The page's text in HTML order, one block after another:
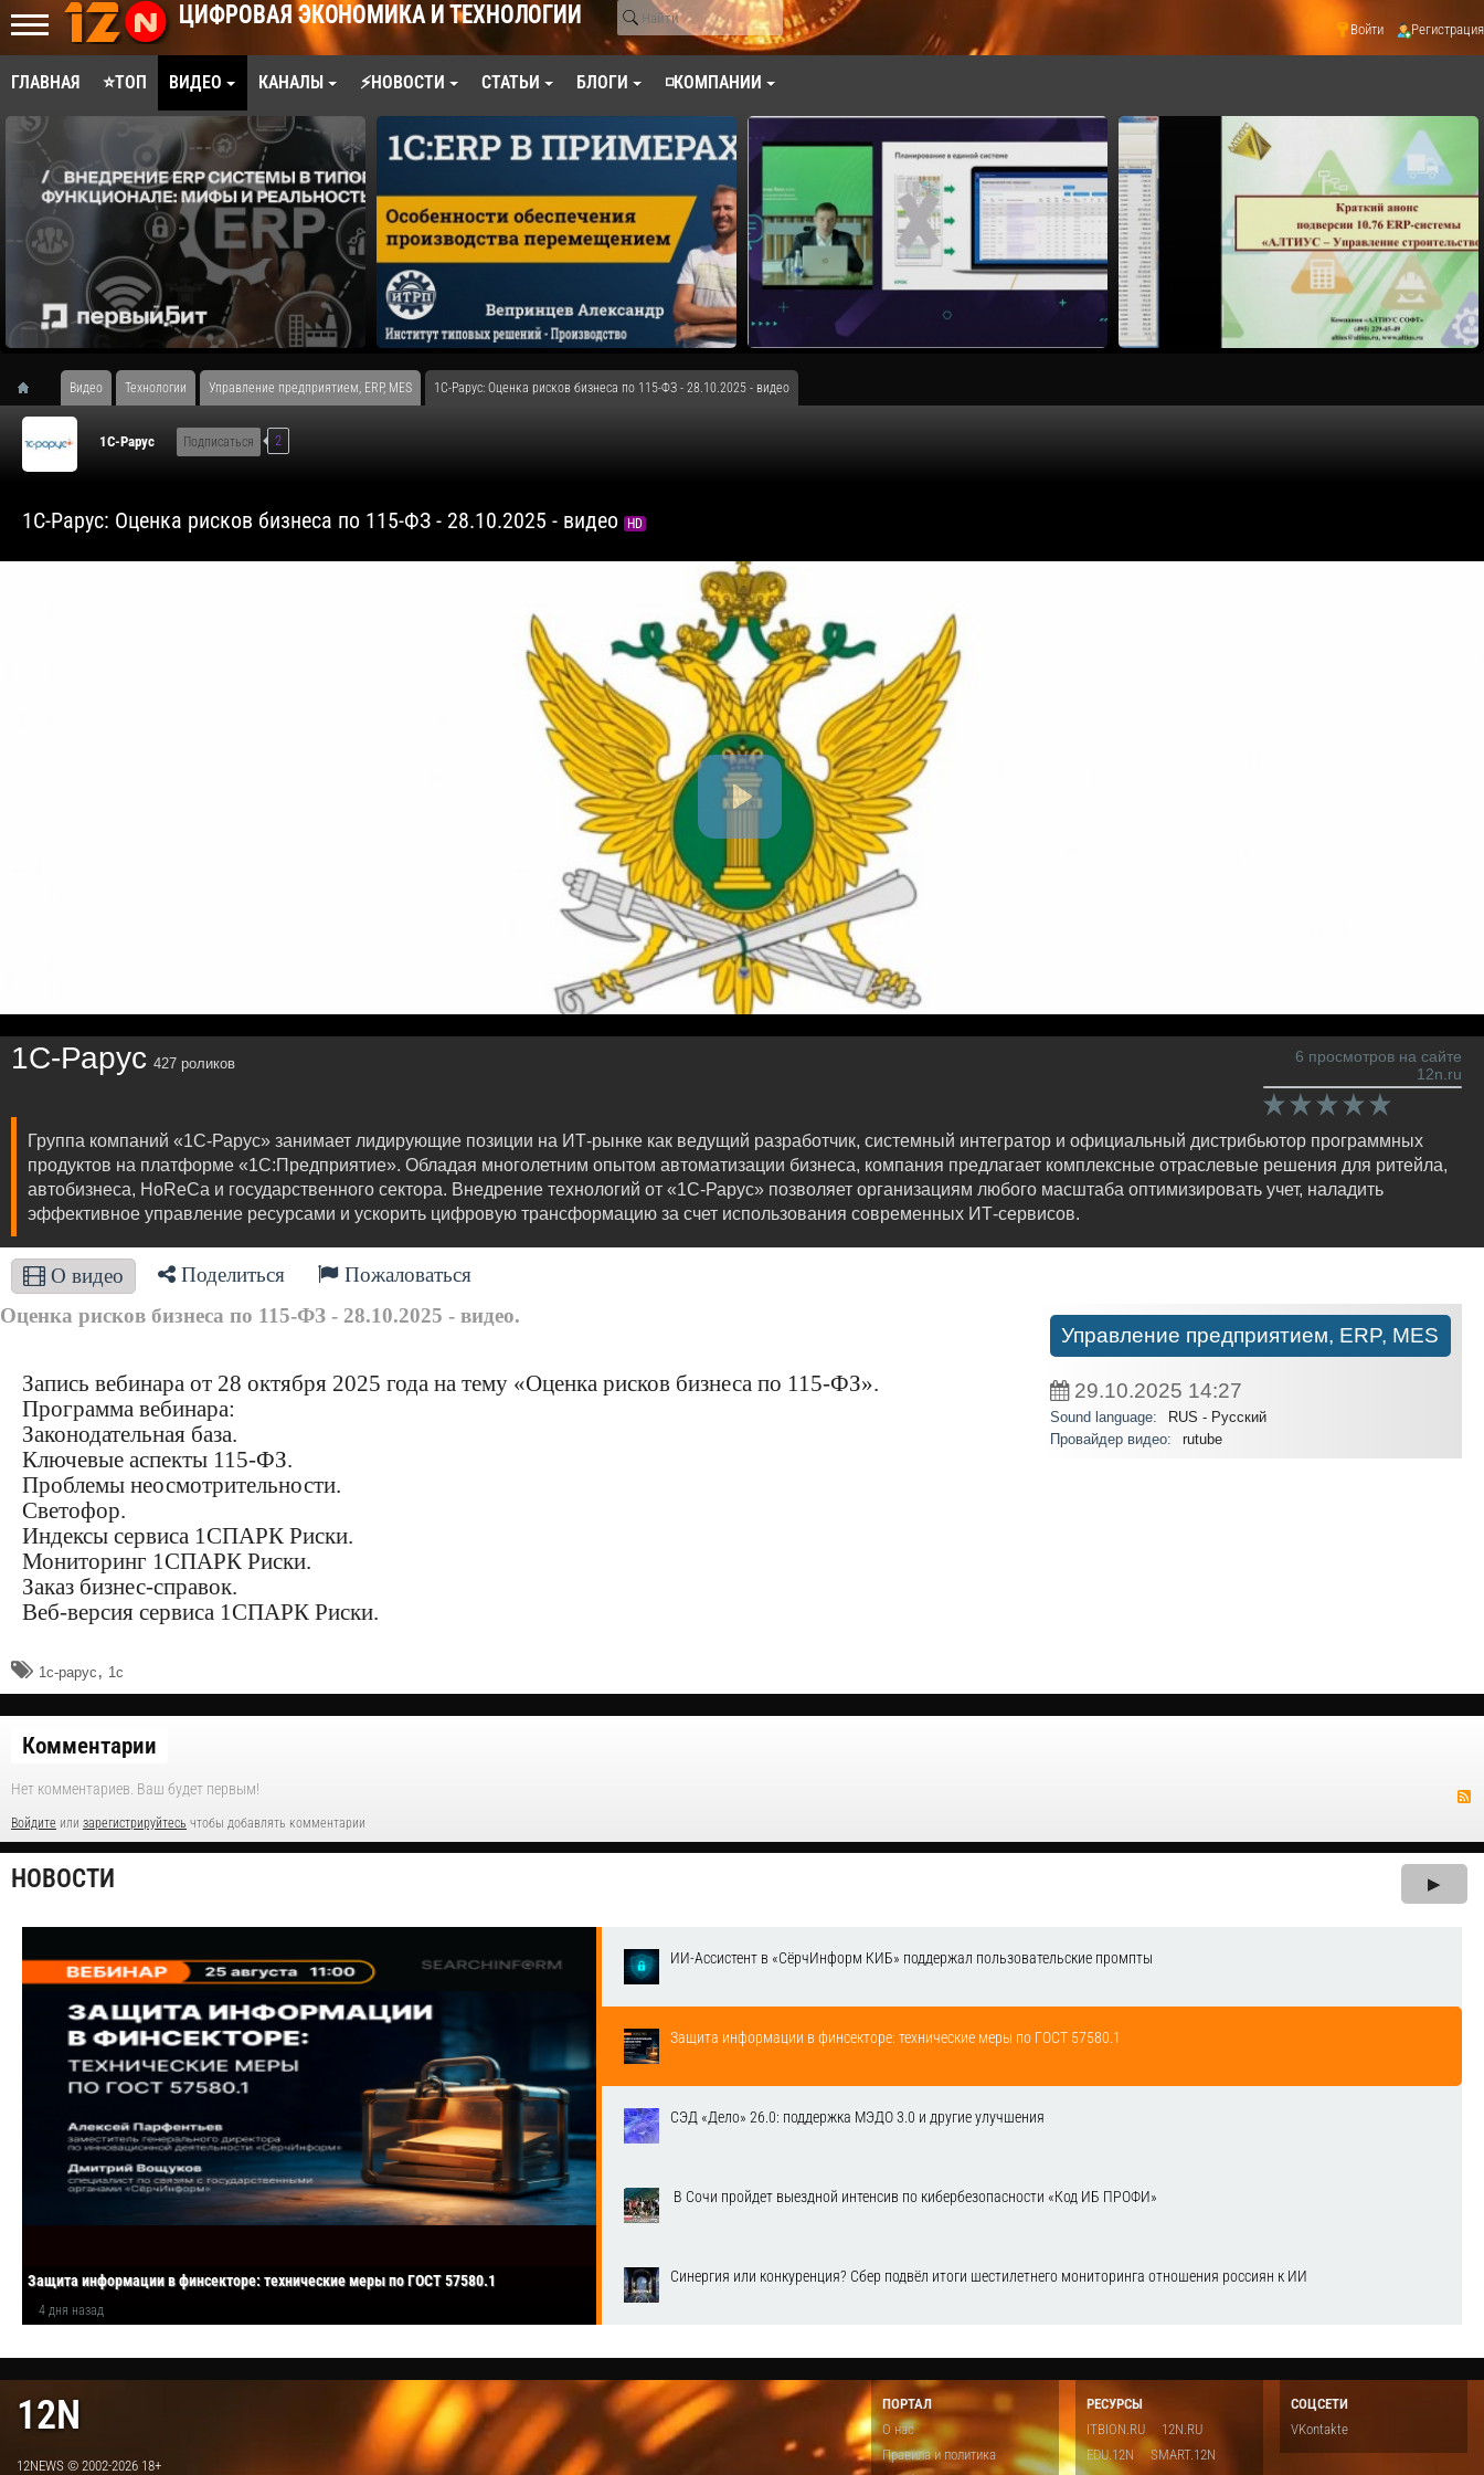
ЦИФРОВАЯ ЭКОНОМИКА И ТЕХНОЛОГИИ Войти Регистрация
ГЛАВНАЯ ⭐ТОП ВИДЕО КАНАЛЫ ⚡НОВОСТИ СТАТЬИ БЛОГИ ◽КОМПАНИИ
Видео Технологии Управление предприятием, ERP, MES 1С-Рарус: Оценка рисков бизнеса по 115-ФЗ - 28.10.2025 - видео
1C-Рарус Подписаться 2
1С-Рарус: Оценка рисков бизнеса по 115-ФЗ - 28.10.2025 - видео HD
1C-Рарус 427 роликов
6 просмотров на сайте
12n.ru
Группа компаний «1С-Рарус» занимает лидирующие позиции на ИТ-рынке как ведущий разработчик, системный интегратор и официальный дистрибьютор программных
продуктов на платформе «1С:Предприятие». Обладая многолетним опытом автоматизации бизнеса, компания предлагает комплексные отраслевые решения для ритейла,
автобизнеса, HoReCa и государственного сектора. Внедрение технологий от «1С-Рарус» позволяет организациям любого масштаба оптимизировать учет, наладить
эффективное управление ресурсами и ускорить цифровую трансформацию за счет использования современных ИТ-сервисов.
О видео Поделиться
Пожаловаться
Оценка рисков бизнеса по 115-ФЗ - 28.10.2025 - видео.
Запись вебинара от 28 октября 2025 года на тему «Оценка рисков бизнеса по 115-ФЗ».
Программа вебинара:
Законодательная база.
Ключевые аспекты 115-ФЗ.
Проблемы неосмотрительности.
Светофор.
Индексы сервиса 1СПАРК Риски.
Мониторинг 1СПАРК Риски.
Заказ бизнес-справок.
Веб-версия сервиса 1СПАРК Риски.
1с-рарус, 1с
Управление предприятием, ERP, MES
29.10.2025 14:27
Sound language:
RUS - Русский
Провайдер видео:
rutube
Комментарии
Нет комментариев. Ваш будет первым!
Войдите или зарегистрируйтесь чтобы добавлять комментарии
НОВОСТИ ▶
Защита информации в финсекторе: технические меры по ГОСТ 57580.1
4 дня назад
ИИ-Ассистент в «СёрчИнформ КИБ» поддержал пользовательские промпты
Защита информации в финсекторе: технические меры по ГОСТ 57580.1
СЭД «Дело» 26.0: поддержка МЭДО 3.0 и другие улучшения
​ В Сочи пройдет выездной интенсив по кибербезопасности «Код ИБ ПРОФИ»
Синергия или конкуренция? Сбер подвёл итоги шестилетнего мониторинга отношения россиян к ИИ
12N
12NEWS © 2002-2026 18+
ПОРТАЛ
О нас
Правила и политика
РЕСУРСЫ
ITBION.RU
12N.RU
EDU.12N
SMART.12N
СОЦСЕТИ
VKontakte